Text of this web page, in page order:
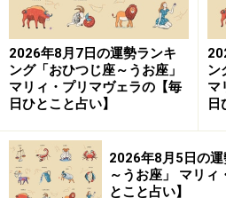
2026年8月7日の運勢ランキ
ング「おひつじ座～うお座」
マリィ・プリマヴェラの【毎
日ひとこと占い】
ン
マ
日
2026年8月5日の
～うお座」 マリィ
とこと占い】